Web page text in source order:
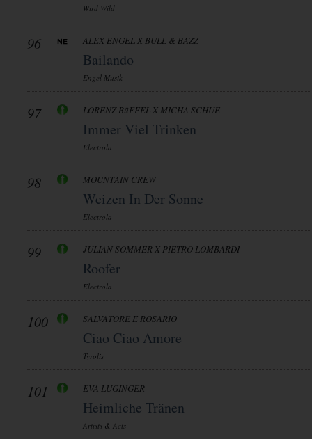
Wird Wild
96 ALEX ENGEL X BULL & BAZZ
Bailando
Engel Musik
97 LORENZ BüFFEL X MICHA SCHUE
Immer Viel Trinken
Electrola
98 MOUNTAIN CREW
Weizen In Der Sonne
Electrola
99 JULIAN SOMMER X PIETRO LOMBARDI
Roofer
Electrola
100 SALVATORE E ROSARIO
Ciao Ciao Amore
Tyrolis
101 EVA LUGINGER
Heimliche Tränen
Artists & Acts